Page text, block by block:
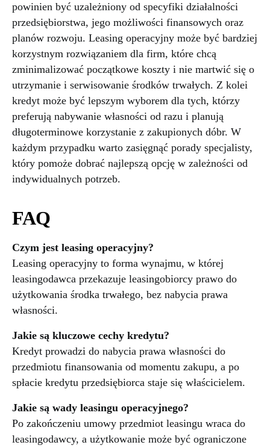
powinien być uzależniony od specyfiki działalności
przedsiębiorstwa, jego możliwości finansowych oraz
planów rozwoju. Leasing operacyjny może być bardziej
korzystnym rozwiązaniem dla firm, które chcą
zminimalizować początkowe koszty i nie martwić się o
utrzymanie i serwisowanie środków trwałych. Z kolei
kredyt może być lepszym wyborem dla tych, którzy
preferują nabywanie własności od razu i planują
długoterminowe korzystanie z zakupionych dóbr. W
każdym przypadku warto zasięgnąć porady specjalisty,
który pomoże dobrać najlepszą opcję w zależności od
indywidualnych potrzeb.
FAQ
Czym jest leasing operacyjny?
Leasing operacyjny to forma wynajmu, w której
leasingodawca przekazuje leasingobiorcy prawo do
użytkowania środka trwałego, bez nabycia prawa
własności.
Jakie są kluczowe cechy kredytu?
Kredyt prowadzi do nabycia prawa własności do
przedmiotu finansowania od momentu zakupu, a po
spłacie kredytu przedsiębiorca staje się właścicielem.
Jakie są wady leasingu operacyjnego?
Po zakończeniu umowy przedmiot leasingu wraca do
leasingodawcy, a użytkowanie może być ograniczone